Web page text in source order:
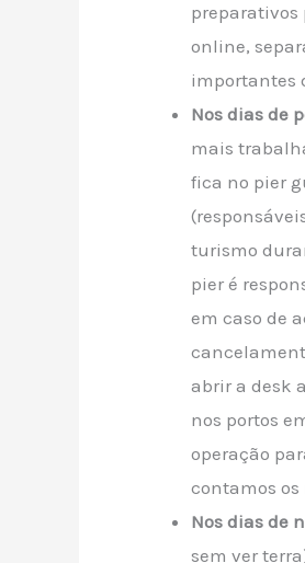
preparativos
online,
importantes
Nos dias de
mais
fica no pier
turismo
pier é
em caso de
abrir a desk
nos portos
operação
contamos os
Nos dias de
sem ver